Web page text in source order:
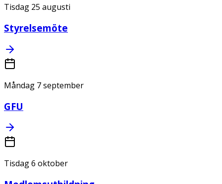
Tisdag 25 augusti
Styrelsemöte
Måndag 7 september
GFU
Tisdag 6 oktober